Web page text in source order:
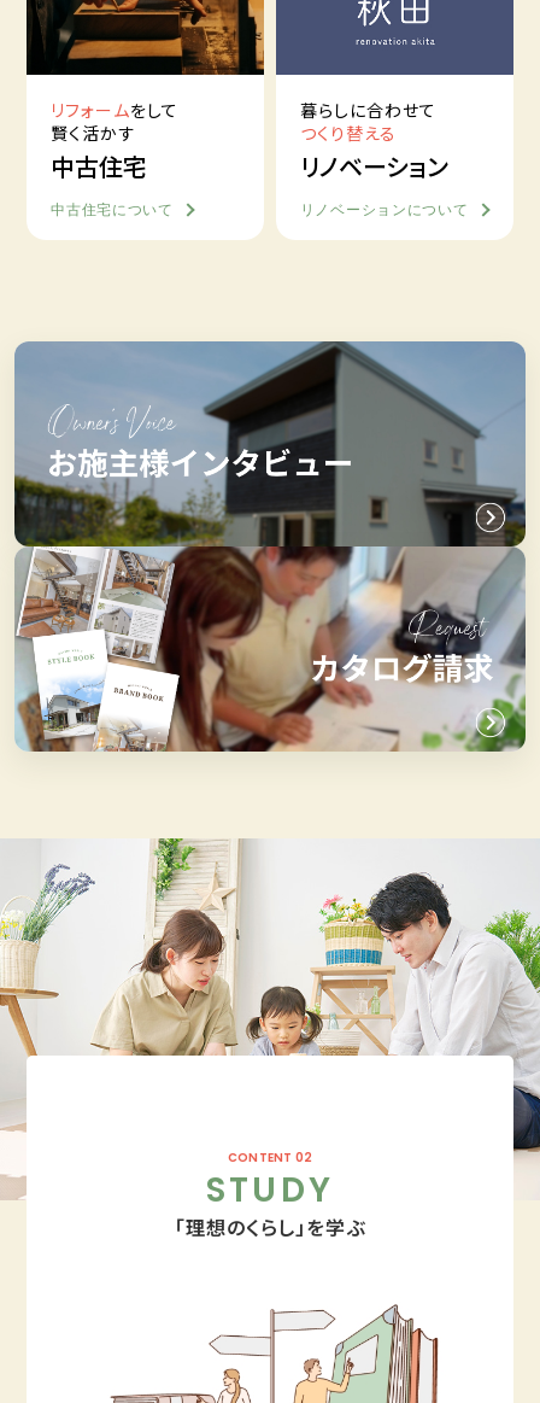
リフォームをして
賢く活かす
中古住宅
中古住宅について
暮らしに合わせて
つくり替える
リノベーション
リノベーションについて
CONTENT 02
STUDY
「理想のくらし」を学ぶ